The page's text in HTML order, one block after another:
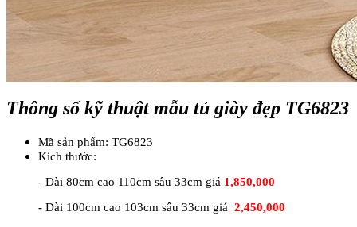
Thông số kỹ thuật mẫu tủ giày đẹp TG6823
Mã sản phẩm: TG6823
Kích thước:
- Dài 80cm cao 110cm sâu 33cm giá 1,850,000
- Dài 100cm cao 103cm sâu 33cm giá 2,450,000